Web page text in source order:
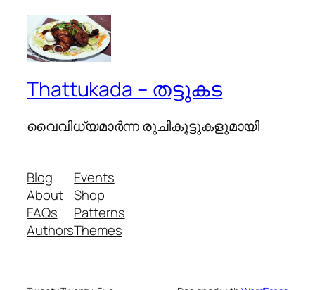
Thattukada – തട്ടുകട
വൈവിധ്യമാര്‍ന്ന രുചികൂട്ടുകളുമായി
Blog
About
FAQs
Authors
Events
Shop
Patterns
Themes